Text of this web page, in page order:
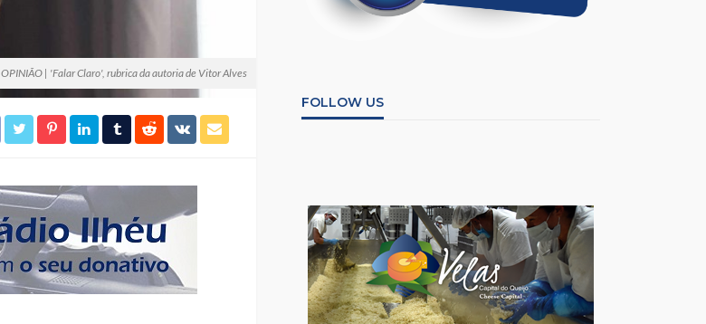
OPINIÃO | 'Falar Claro', rubrica da autoria de Vitor Alves
FOLLOW US